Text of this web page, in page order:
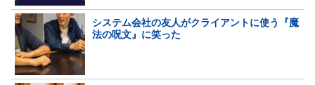
システム会社の友人がクライアントに使う『魔
法の呪文』に笑った